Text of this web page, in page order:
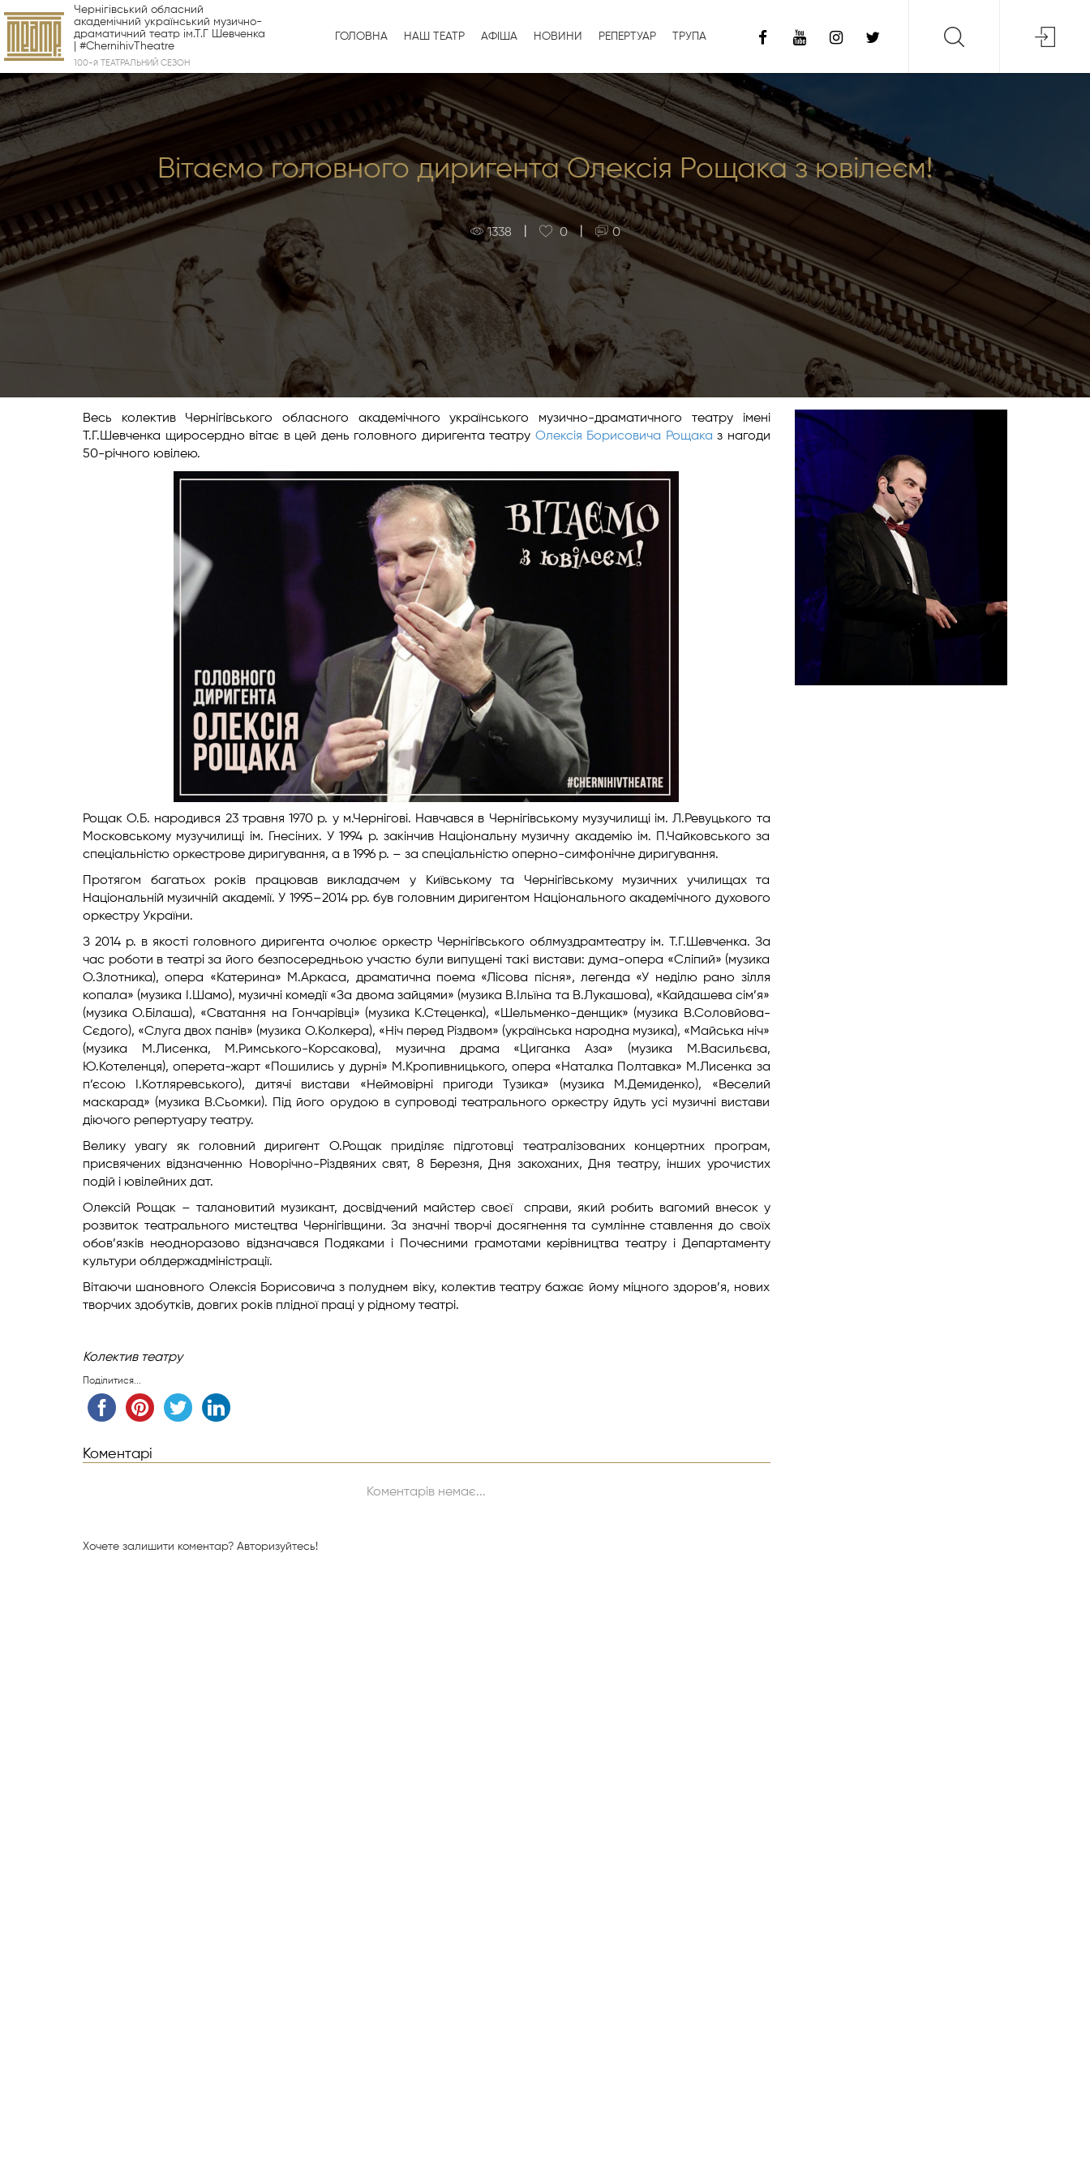
Чернігівський обласний
академічний український музично-
драматичний театр ім.Т.Г Шевченка
| #ChernihivTheatre
100-й ТЕАТРАЛЬНИЙ СЕЗОН
ГОЛОВНА НАШ ТЕАТР АФІША НОВИНИ РЕПЕРТУАР ТРУПА
Вітаємо головного диригента Олексія Рощака з ювілеєм!
1338 0 0
Весь колектив Чернігівського обласного академічного українського музично-драматичного театру імені
Т.Г.Шевченка щиросердно вітає в цей день головного диригента театру Олексія Борисовича Рощака з нагоди
50-річного ювілею.
Рощак О.Б. народився 23 травня 1970 р. у м.Чернігові. Навчався в Чернігівському музучилищі ім. Л.Ревуцького та
Московському музучилищі ім. Гнесіних. У 1994 р. закінчив Національну музичну академію ім. П.Чайковського за
спеціальністю оркестрове диригування, а в 1996 р. – за спеціальністю оперно-симфонічне диригування.
Протягом багатьох років працював викладачем у Київському та Чернігівському музичних училищах та
Національній музичній академії. У 1995–2014 рр. був головним диригентом Національного академічного духового
оркестру України.
З 2014 р. в якості головного диригента очолює оркестр Чернігівського облмуздрамтеатру ім. Т.Г.Шевченка. За
час роботи в театрі за його безпосередньою участю були випущені такі вистави: дума-опера «Сліпий» (музика
О.Злотника), опера «Катерина» М.Аркаса, драматична поема «Лісова пісня», легенда «У неділю рано зілля
копала» (музика І.Шамо), музичні комедії «За двома зайцями» (музика В.Ільїна та В.Лукашова), «Кайдашева сім’я»
(музика О.Білаша), «Сватання на Гончарівці» (музика К.Стеценка), «Шельменко-денщик» (музика В.Соловйова-
Сєдого), «Слуга двох панів» (музика О.Колкера), «Ніч перед Різдвом» (українська народна музика), «Майська ніч»
(музика М.Лисенка, М.Римського-Корсакова), музична драма «Циганка Аза» (музика М.Васильєва,
Ю.Котеленця), оперета-жарт «Пошились у дурні» М.Кропивницького, опера «Наталка Полтавка» М.Лисенка за
п’єсою І.Котляревського), дитячі вистави «Неймовірні пригоди Тузика» (музика М.Демиденко), «Веселий
маскарад» (музика В.Сьомки). Під його орудою в супроводі театрального оркестру йдуть усі музичні вистави
діючого репертуару театру.
Велику увагу як головний диригент О.Рощак приділяє підготовці театралізованих концертних програм,
присвячених відзначенню Новорічно-Різдвяних свят, 8 Березня, Дня закоханих, Дня театру, інших урочистих
подій і ювілейних дат.
Олексій Рощак – талановитий музикант, досвідчений майстер своєї справи, який робить вагомий внесок у
розвиток театрального мистецтва Чернігівщини. За значні творчі досягнення та сумлінне ставлення до своїх
обов’язків неодноразово відзначався Подяками і Почесними грамотами керівництва театру і Департаменту
культури облдержадміністрації.
Вітаючи шановного Олексія Борисовича з полуднем віку, колектив театру бажає йому міцного здоров’я, нових
творчих здобутків, довгих років плідної праці у рідному театрі.
Колектив театру
Поділитися...
Коментарі
Коментарів немає...
Хочете залишити коментар? Авторизуйтесь!